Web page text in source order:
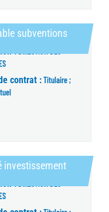
subventions
:
contrat :Titulaire ;
investissement
: